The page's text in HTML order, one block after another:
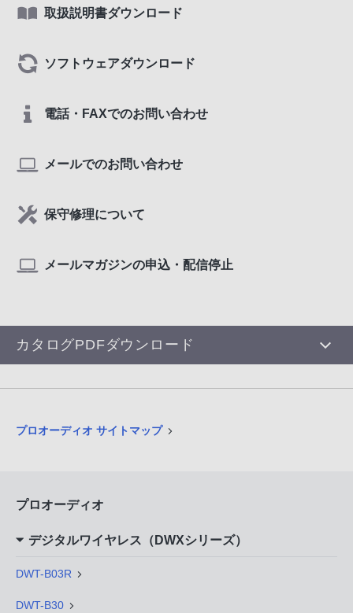
取扱説明書ダウンロード
ソフトウェアダウンロード
電話・FAXでのお問い合わせ
メールでのお問い合わせ
保守修理について
メールマガジンの申込・配信停止
カタログPDFダウンロード
プロオーディオ サイトマップ
プロオーディオ
デジタルワイヤレス（DWXシリーズ）
DWT-B03R
DWT-B30